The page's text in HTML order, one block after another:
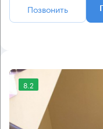
Позвонить
8.2